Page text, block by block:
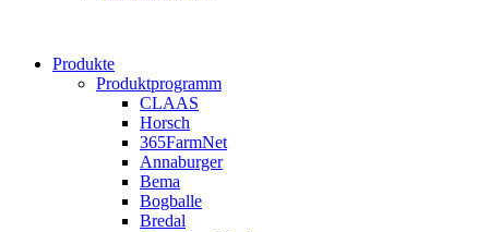
Produkte
Produktprogramm
CLAAS
Horsch
365FarmNet
Annaburger
Bema
Bogballe
Bredal